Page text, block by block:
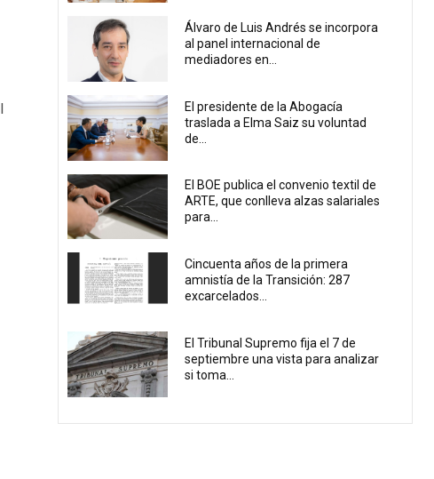
Álvaro de Luis Andrés se incorpora
al panel internacional de
mediadores en...
El presidente de la Abogacía
traslada a Elma Saiz su voluntad
de...
El BOE publica el convenio textil de
ARTE, que conlleva alzas salariales
para...
Cincuenta años de la primera
amnistía de la Transición: 287
excarcelados...
El Tribunal Supremo fija el 7 de
septiembre una vista para analizar
si toma...